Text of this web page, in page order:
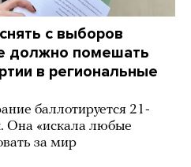
с выборов
должно помешать
в региональные
баллотируется 21-
Она «искала любые
за мир